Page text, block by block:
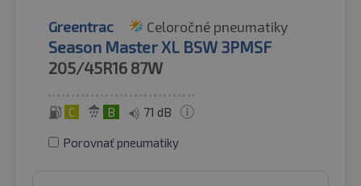
Greentrac Celoročné pneumatiky
Season Master XL BSW 3PMSF
205/45R16 87W
C B 71 dB
Porovnať pneumatiky